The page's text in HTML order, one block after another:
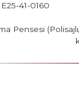
E25-41-0160
Pensesi